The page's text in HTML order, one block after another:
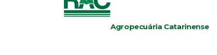
Agropecuária Catarinense